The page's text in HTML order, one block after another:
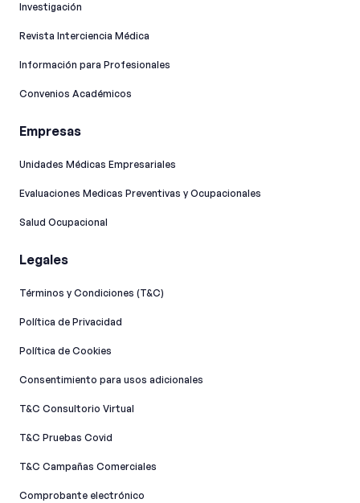
Investigación
Revista Interciencia Médica
Información para Profesionales
Convenios Académicos
Empresas
Unidades Médicas Empresariales
Evaluaciones Medicas Preventivas y Ocupacionales
Salud Ocupacional
Legales
Términos y Condiciones (T&C)
Política de Privacidad
Política de Cookies
Consentimiento para usos adicionales
T&C Consultorio Virtual
T&C Pruebas Covid
T&C Campañas Comerciales
Comprobante electrónico